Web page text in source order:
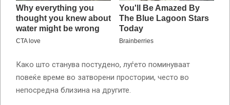
Како што станува постудено, луѓето поминуваат
повеќе време во затворени простории, често во
непосредна близина на другите.